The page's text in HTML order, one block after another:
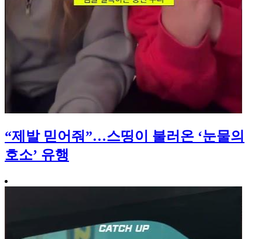
“제발 믿어줘”…스띵이 불러온 ‘눈물의
호소’ 유행